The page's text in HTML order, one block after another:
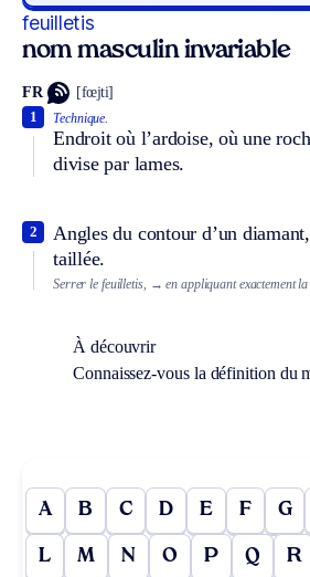
feuilletis
nom masculin invariable
FR [fœjti]
Technique.
Endroit où l’ardoise, où une
divise par lames.
1
Angles du contour d’un
taillée.
2
Serrer le feuilletis, → en appliquant exactement la
À découvrir
Connaissez-vous la définition du
A B C D E F G
L M N O P Q R